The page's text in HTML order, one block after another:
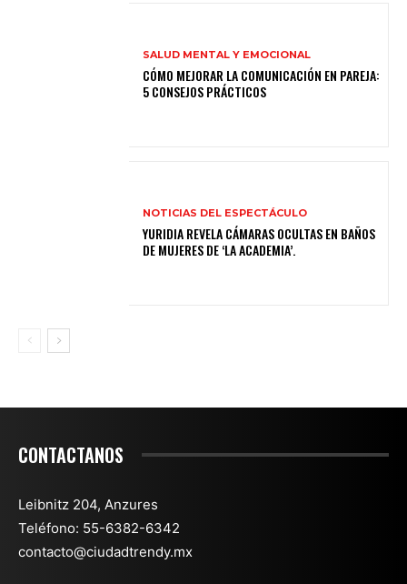
SALUD MENTAL Y EMOCIONAL
CÓMO MEJORAR LA COMUNICACIÓN EN PAREJA:
5 CONSEJOS PRÁCTICOS
NOTICIAS DEL ESPECTÁCULO
YURIDIA REVELA CÁMARAS OCULTAS EN BAÑOS
DE MUJERES DE ‘LA ACADEMIA’.
CONTACTANOS
Leibnitz 204, Anzures
Teléfono: 55-6382-6342
contacto@ciudadtrendy.mx